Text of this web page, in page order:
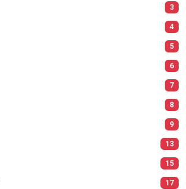
3
4
5
6
7
8
9
13
15
17